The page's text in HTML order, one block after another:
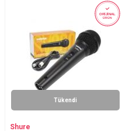
Tükendi
ORİJİNAL
ÜRÜN
Shure